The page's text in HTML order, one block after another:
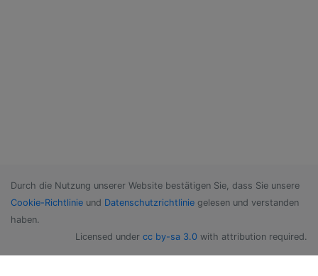
Durch die Nutzung unserer Website bestätigen Sie, dass Sie unsere
Cookie-Richtlinie und Datenschutzrichtlinie gelesen und verstanden
haben.
Licensed under cc by-sa 3.0 with attribution required.